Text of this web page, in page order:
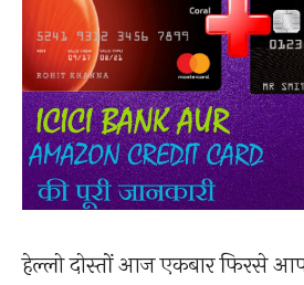
हेल्लो दोस्तों आज एकबार फिरसे